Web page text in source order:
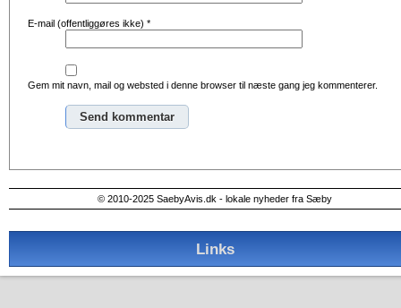
E-mail (offentliggøres ikke) *
Gem mit navn, mail og websted i denne browser til næste gang jeg kommenterer.
© 2010-2025 SaebyAvis.dk - lokale nyheder fra Sæby
Links